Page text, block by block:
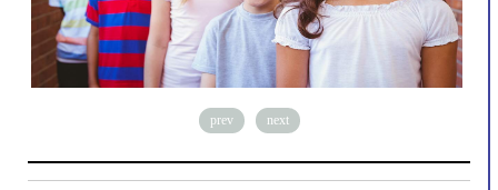
prev next